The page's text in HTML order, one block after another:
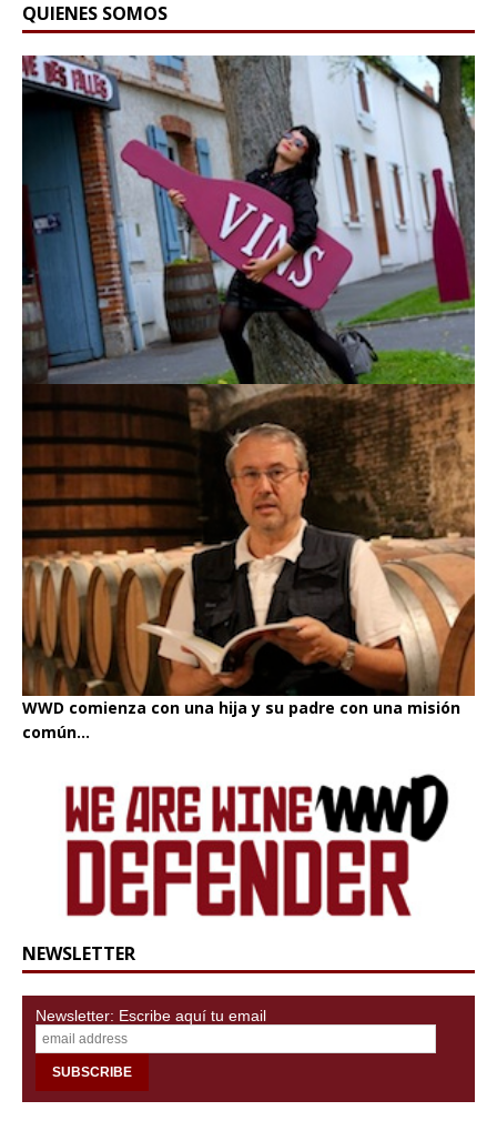
QUIENES SOMOS
WWD comienza con una hija y su padre con una misión
común...
NEWSLETTER
Newsletter: Escribe aquí tu email